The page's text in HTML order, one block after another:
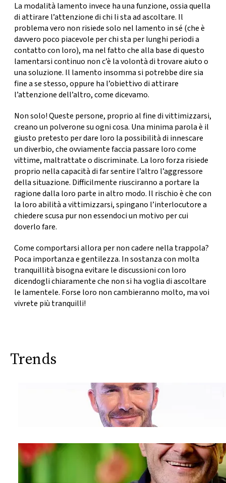
La modalità lamento invece ha una funzione, ossia quella
diattirare l’attenzione di chi li sta ad ascoltare. Il
problema vero non risiede solo nel lamento in sé (che è
davvero poco piacevole per chi sta per lunghi periodi a
contatto con loro), ma nel fatto che alla base di questo
lamentarsi continuo non c’è la volontà di trovare aiuto o
una soluzione. Il lamento insomma si potrebbe dire sia
fine a se stesso, oppure ha l’obiettivo di attirare
l’attenzione dell’altro, come dicevamo.
Non solo! Queste persone, proprio al fine di vittimizzarsi,
creano un polverone su ogni cosa. Una minima parola è il
giusto pretesto per dare loro la possibilità di innescare
un diverbio, che ovviamente faccia passare loro come
vittime, maltrattate o discriminate. La loro forza risiede
proprio nellacapacità di far sentire l’altro l’aggressore
della situazione. Difficilmente riusciranno a portare la
ragione dalla loro parte in altro modo. Il rischio è che con
la loro abilità a vittimizzarsi, spingano l’interlocutore a
chiedere scusa pur non essendoci un motivo per cui
doverlo fare.
Come comportarsi allora per non cadere nella trappola?
Poca importanza e gentilezza. In sostanza con molta
tranquillità bisogna evitare le discussioni con loro
dicendogli chiaramente che non si ha voglia di ascoltare
le lamentele. Forse loro non cambieranno molto, ma voi
vivrete più tranquilli!
Trends